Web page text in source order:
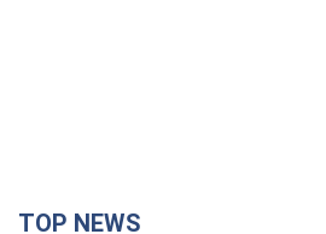
"Ми вдячні, але цього